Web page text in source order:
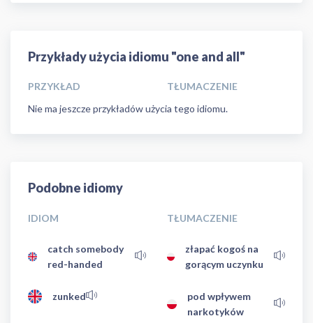
Przykłady użycia idiomu "one and all"
PRZYKŁAD
TŁUMACZENIE
Nie ma jeszcze przykładów użycia tego idiomu.
Podobne idiomy
IDIOM TŁUMACZENIE
catch somebody
red-handed
złapać kogoś na
gorącym uczynku
zunked
pod wpływem
narkotyków